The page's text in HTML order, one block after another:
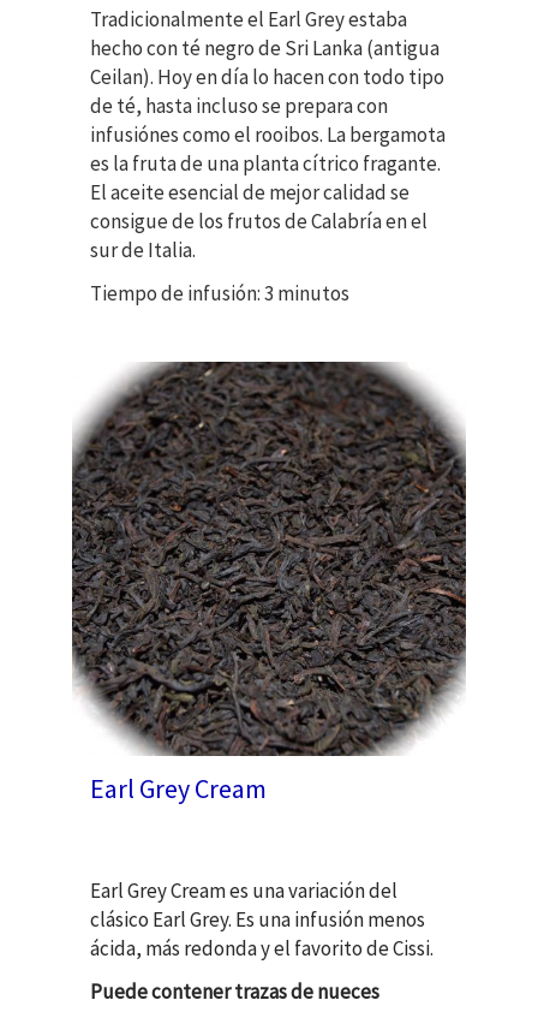
Tradicionalmente el Earl Grey estaba
hecho con té negro de Sri Lanka (antigua
Ceilan). Hoy en día lo hacen con todo tipo
de té, hasta incluso se prepara con
infusiónes como el rooibos. La bergamota
es la fruta de una planta cítrico fragante.
El aceite esencial de mejor calidad se
consigue de los frutos de Calabría en el
sur de Italia.
Tiempo de infusión: 3 minutos
Earl Grey Cream
Earl Grey Cream es una variación del
clásico Earl Grey. Es una infusión menos
ácida, más redonda y el favorito de Cissi.
Puede contener trazas de nueces